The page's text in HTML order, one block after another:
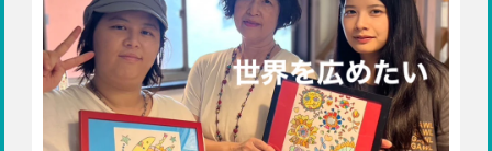
山形
福島
関東
茨城
栃木
奈良
和歌山
中国
鳥取 岡山 広島 山口
香川 愛媛 高知